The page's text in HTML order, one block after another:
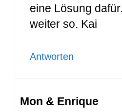
eine Lösung
weiter so. Kai
Antworten
Mon & Enrique